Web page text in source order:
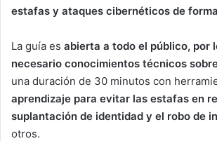
estafas y ataques cibernéticos de
La guía es abierta a todo el público, por
necesario conocimientos técnicos
una duración de 30 minutos con
aprendizaje para evitar las estafas en
suplantación de identidad y el robo de
otros.